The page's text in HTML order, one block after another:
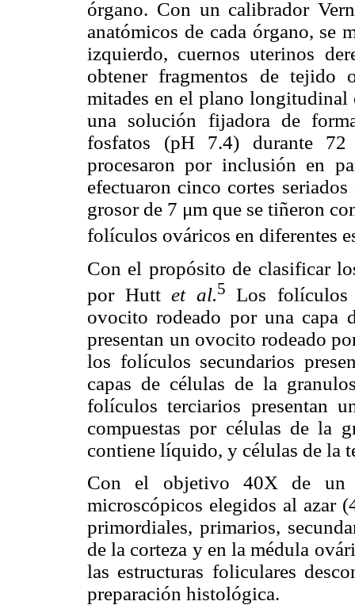
órgano. Con un calibrador
anatómicos de cada órgano,
izquierdo, cuernos uterinos
obtener fragmentos de tejido
mitades en el plano longitudinal
una solución fijadora de
fosfatos (pH 7.4) durante
procesaron por inclusión en
efectuaron cinco cortes
grosor de 7 μm que se tiñeron
folículos ováricos en diferentes
Con el propósito de clasificar
por Huttet al.5
Los folículos
ovocito rodeado por una capa
presentan un ovocito rodeado
los folículos secundarios
capas de células de la
folículos terciarios presentan
compuestas por células de la
contiene líquido, y células de la
Con el objetivo 40X de un
microscópicos elegidos al azar
primordiales, primarios,
de la corteza y en la médula
las estructuras foliculares
preparación histológica.